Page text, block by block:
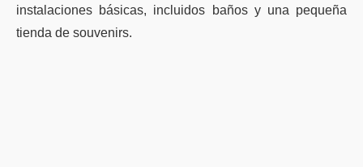
instalaciones básicas, incluidos baños y una pequeña
tienda de souvenirs.